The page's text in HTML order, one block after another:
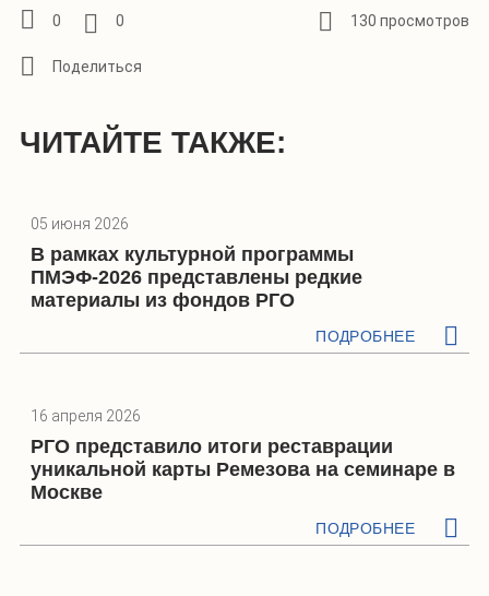
0 0 130 просмотров
ЧИТАЙТЕ ТАКЖЕ:
05 июня 2026
В рамках культурной программы
ПМЭФ-2026 представлены редкие
материалы из фондов РГО
ПОДРОБНЕЕ
16 апреля 2026
РГО представило итоги реставрации
уникальной карты Ремезова на семинаре в
Москве
ПОДРОБНЕЕ